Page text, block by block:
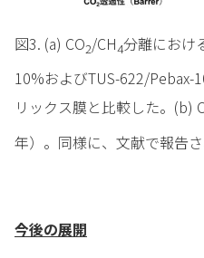
図3. (a) CO2/CH4分離におけ
10%およびTUS-622/Pebax-
リックス膜と比較した。(b)
年）。同様に、文献で報告
今後の展開